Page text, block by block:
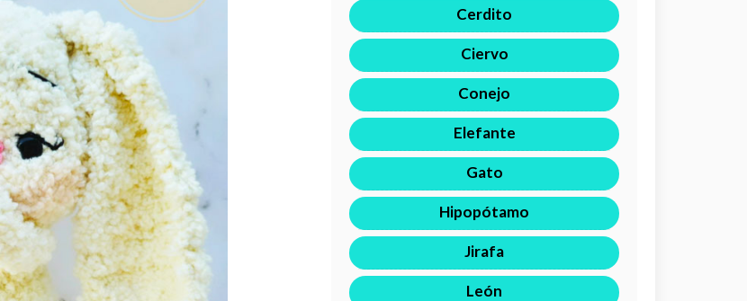
Cerdito
Ciervo
Conejo
Elefante
Gato
Hipopótamo
Jirafa
León